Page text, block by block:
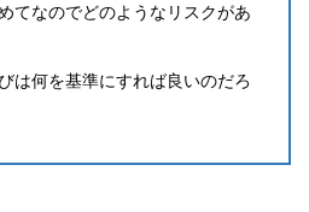
てなのでどのようなリスクがあ
は何を基準にすれば良いのだろ